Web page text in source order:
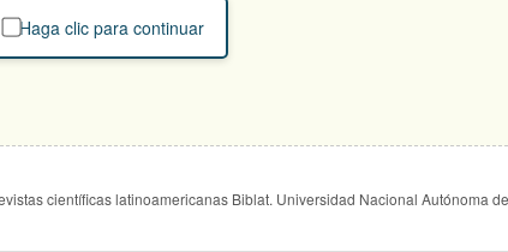
Haga clic para continuar
científicas latinoamericanas Biblat. Universidad Nacional Autónoma